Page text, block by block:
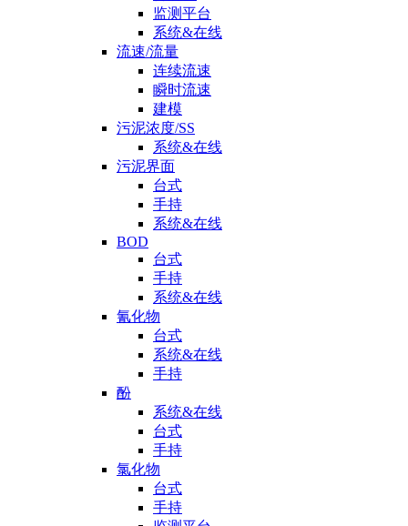
监测平台
系统&在线
流速/流量
连续流速
瞬时流速
建模
污泥浓度/SS
系统&在线
污泥界面
台式
手持
系统&在线
BOD
台式
手持
系统&在线
氰化物
台式
系统&在线
手持
酚
系统&在线
台式
手持
氯化物
台式
手持